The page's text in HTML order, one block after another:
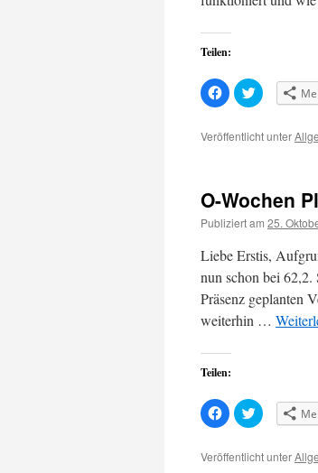
Teilen:
Klick,
um
zu
teilen
geöffnet)
Klick,
um
zu
teilen
geöffnet)
Veröffentlicht unter
O-Wochen
Publiziert am 25.
Liebe Erstis,
nun schon bei
Präsenz geplanten
weiterhin …
Teilen:
Klick,
um
zu
teilen
Klick,
um
zu
teilen
Veröffentlicht unter